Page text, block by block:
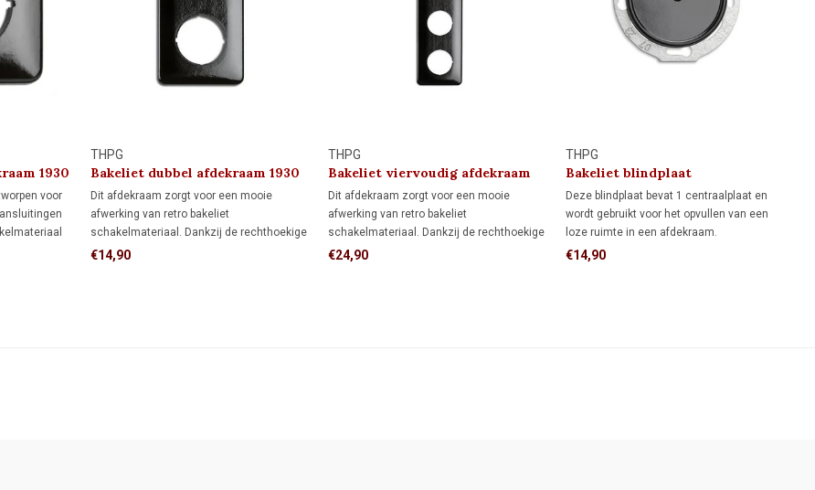
1930
voor
THPG
Bakeliet dubbel afdekraam 1930
Dit afdekraam zorgt voor een mooie
afwerking van retro bakeliet
schakelmateriaal. Dankzij de rechthoekige
vorm biedt het meer dekking rondom de
€14,90
THPG
Bakeliet viervoudig afdekraam
1930
Dit afdekraam zorgt voor een mooie
afwerking van retro bakeliet
schakelmateriaal. Dankzij de rechthoekige
vorm biedt het meer dekking rondom de
€24,90
THPG
Bakeliet blindplaat
(schroefbevestiging) 1930
Deze blindplaat bevat 1 centraalplaat en
wordt gebruikt voor het opvullen van een
loze ruimte in een afdekraam.
€14,90